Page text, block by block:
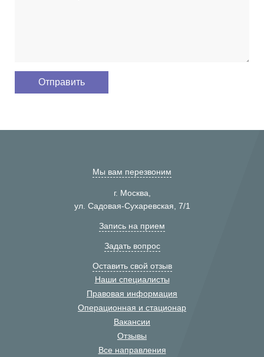
Мы вам перезвоним
г. Москва,
ул. Садовая-Сухаревская, 7/1
Запись на прием
Задать вопрос
Оставить свой отзыв
Наши специалисты
Правовая информация
Операционная и стационар
Вакансии
Отзывы
Все направления